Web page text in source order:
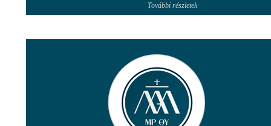
További részletek